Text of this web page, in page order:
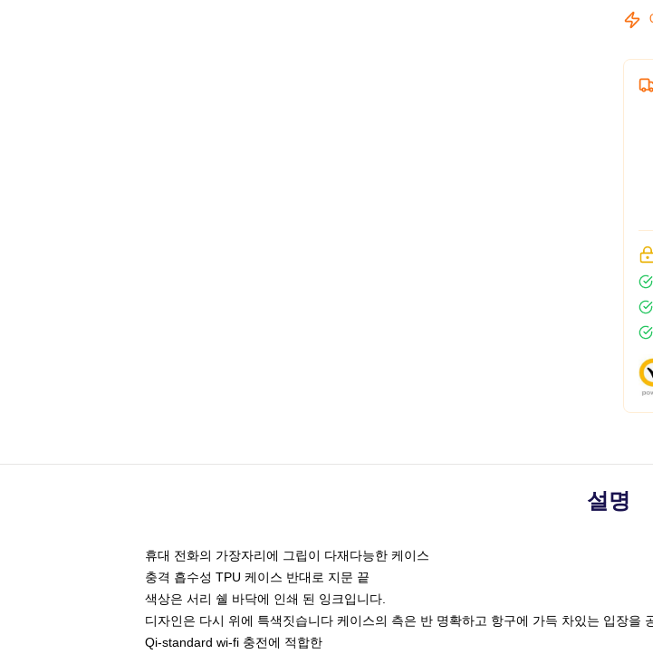
설명
휴대 전화의 가장자리에 그립이 다재다능한 케이스
충격 흡수성 TPU 케이스 반대로 지문 끝
색상은 서리 쉘 바닥에 인쇄 된 잉크입니다.
디자인은 다시 위에 특색짓습니다 케이스의 측은 반 명확하고 항구에 가득 차있는 입장을
Qi-standard wi-fi 충전에 적합한